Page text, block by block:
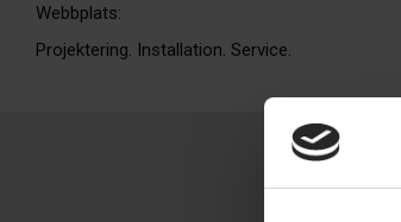
Webbplats:
Projektering. Installation. Service.